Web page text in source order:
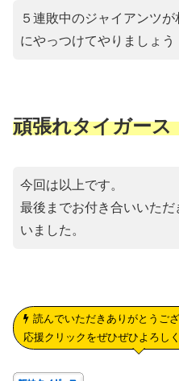
５連敗中のジャイアンツ
にやっつけてやりましょう
頑張れタイガース
今回は以上です。
最後までお付き合いいた
いました。
読んでいただきありがとうご
応援クリックをぜひぜひよろし